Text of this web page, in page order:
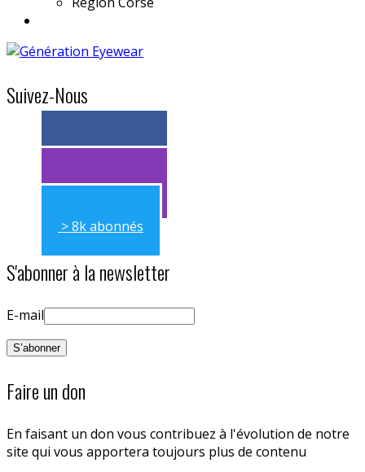
Suivez-Nous
> 11k abonnés
> 11k abonnés
> 8k abonnés
S'abonner à la newsletter
E-mail
Faire un don
En faisant un don vous contribuez à l'évolution de notre
site qui vous apportera toujours plus de contenu